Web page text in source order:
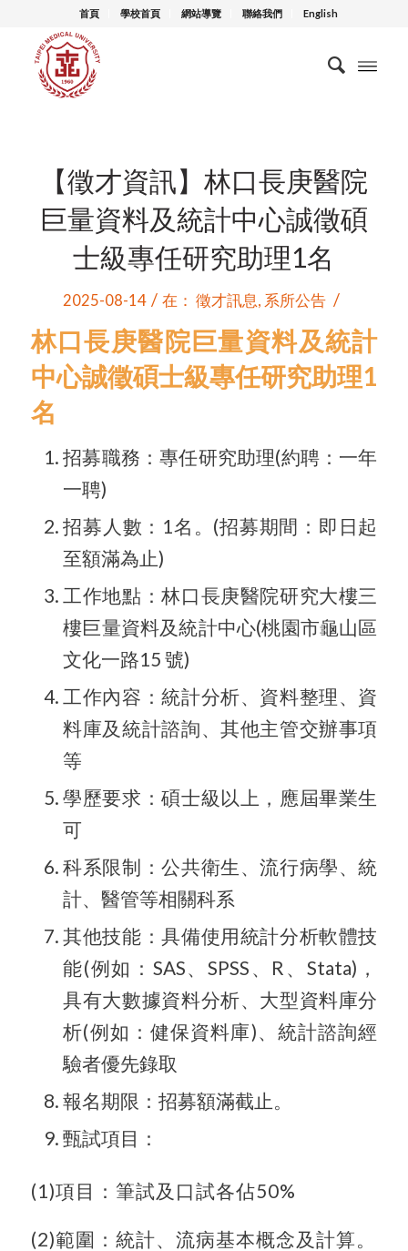
首頁 學校首頁 網站導覽 聯絡我們 English
【徵才資訊】林口長庚醫院
巨量資料及統計中心誠徵碩
士級專任研究助理1名
2025-08-14 / 在：徵才訊息, 系所公告 /
林口長庚醫院巨量資料及統計
中心誠徵碩士級專任研究助理1
名
招募職務：專任研究助理(約聘：一年
一聘)
招募人數：1名。(招募期間：即日起
至額滿為止)
工作地點：林口長庚醫院研究大樓三
樓巨量資料及統計中心(桃園市龜山區
文化一路15 號)
工作內容：統計分析、資料整理、資
料庫及統計諮詢、其他主管交辦事項
等
學歷要求：碩士級以上，應屆畢業生
可
科系限制：公共衛生、流行病學、統
計、醫管等相關科系
其他技能：具備使用統計分析軟體技
能(例如：SAS、SPSS、R、Stata)，
具有大數據資料分析、大型資料庫分
析(例如：健保資料庫)、統計諮詢經
驗者優先錄取
報名期限：招募額滿截止。
甄試項目：
(1)項目：筆試及口試各佔50%
(2)範圍：統計、流病基本概念及計算。